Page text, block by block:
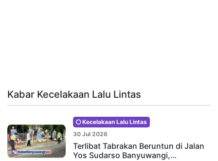
Kabar Kecelakaan Lalu Lintas
Kecelakaan Lalu Lintas
30 Jul 2026
Terlibat Tabrakan Beruntun di Jalan
Yos Sudarso Banyuwangi,…